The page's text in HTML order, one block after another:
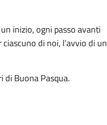
inizio, ogni passo avanti
di noi, l’avvio di un
di Buona Pasqua.